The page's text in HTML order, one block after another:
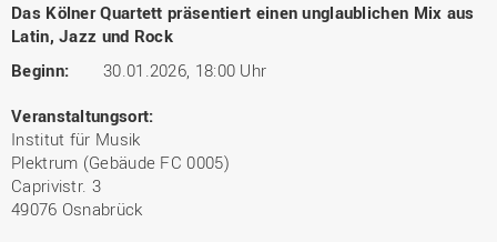
Das Kölner Quartett präsentiert einen unglaublichen Mix aus
Latin, Jazz und Rock
Beginn:
30.01.2026, 18:00 Uhr
Veranstaltungsort:
Institut für Musik
Plektrum (Gebäude FC 0005)
Caprivistr. 3
49076 Osnabrück